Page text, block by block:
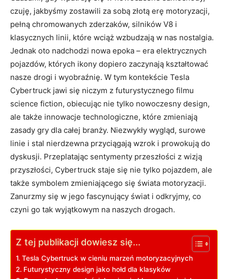
czuję, jakbyśmy zostawili za ‌sobą złotą erę motoryzacji,
pełną chromowanych zderzaków, silników‍ V8 i
klasycznych​ linii, które wciąż wzbudzają‍ w nas⁢ nostalgia.
Jednak oto nadchodzi⁤ nowa epoka – era elektrycznych
pojazdów, których‌ ikony‍ dopiero​ zaczynają kształtować
nasze ⁤drogi i ⁢wyobraźnię. W tym kontekście Tesla
Cybertruck jawi ‍się niczym⁤ z futurystycznego filmu
science fiction, obiecując⁤ nie ‍tylko nowoczesny design,⁤
ale także‍ innowacje technologiczne,⁣ które zmieniają
zasady ‍gry dla całej ⁢branży. ⁣Niezwykły⁣ wygląd, ⁣surowe
⁣linie ⁢i stal⁢ nierdzewna‍ przyciągają ⁤wzrok ‌i prowokują⁢ do
dyskusji. Przeplatając sentymenty ​przeszłości z wizją
⁤przyszłości, ‍Cybertruck staje się nie tylko pojazdem, ale
także symbolem zmieniającego się świata motoryzacji.
Zanurzmy się w jego fascynujący ⁤świat i odkryjmy, co
czyni go tak wyjątkowym na naszych ‌drogach.
Z tej publikacji dowiesz się...
Tesla Cybertruck⁢ w cieniu marzeń motoryzacyjnych
Futurystyczny design jako hołd dla⁢ klasyków